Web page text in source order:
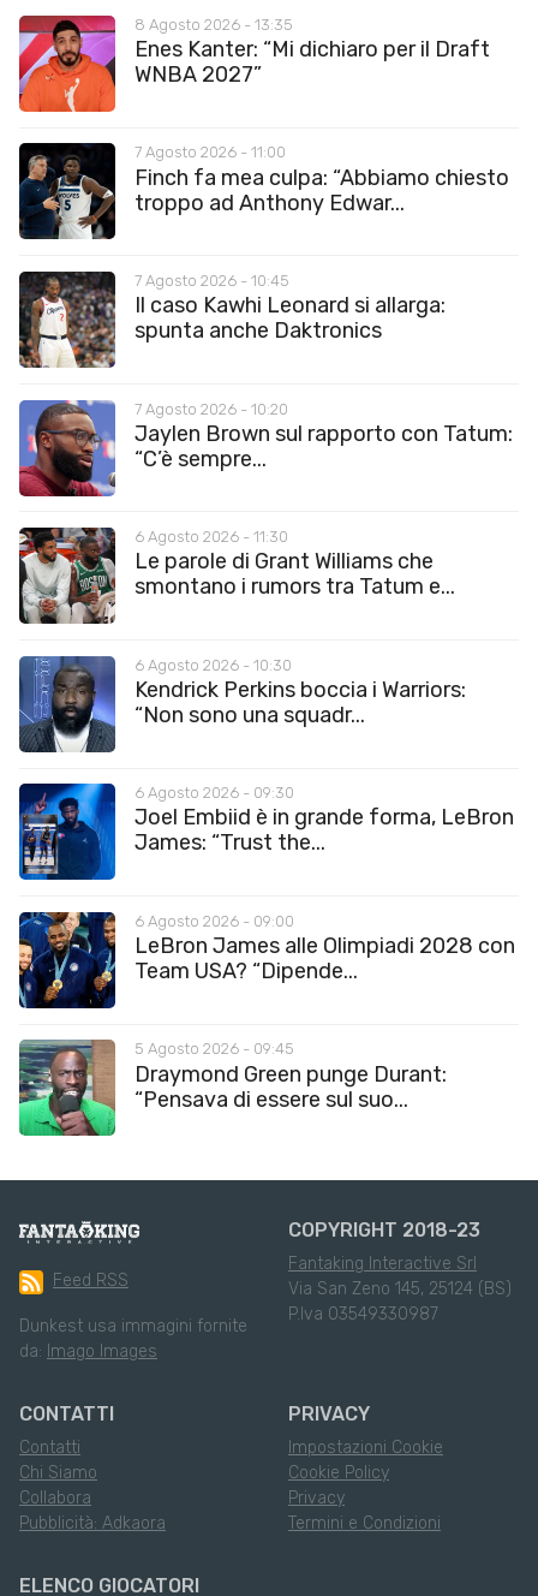
8 Agosto 2026 - 13:35
Enes Kanter: “Mi dichiaro per il Draft
WNBA 2027”
7 Agosto 2026 - 11:00
Finch fa mea culpa: “Abbiamo chiesto
troppo ad Anthony Edwar...
7 Agosto 2026 - 10:45
Il caso Kawhi Leonard si allarga:
spunta anche Daktronics
7 Agosto 2026 - 10:20
Jaylen Brown sul rapporto con Tatum:
“C’è sempre...
6 Agosto 2026 - 11:30
Le parole di Grant Williams che
smontano i rumors tra Tatum e...
6 Agosto 2026 - 10:30
Kendrick Perkins boccia i Warriors:
“Non sono una squadr...
6 Agosto 2026 - 09:30
Joel Embiid è in grande forma, LeBron
James: “Trust the...
6 Agosto 2026 - 09:00
LeBron James alle Olimpiadi 2028 con
Team USA? “Dipende...
5 Agosto 2026 - 09:45
Draymond Green punge Durant:
“Pensava di essere sul suo...
Feed RSS
Dunkest usa immagini fornite
da: Imago Images
COPYRIGHT 2018-23
Fantaking Interactive Srl
Via San Zeno 145, 25124 (BS)
P.Iva 03549330987
CONTATTI
Contatti
Chi Siamo
Collabora
Pubblicità: Adkaora
PRIVACY
Impostazioni Cookie
Cookie Policy
Privacy
Termini e Condizioni
ELENCO GIOCATORI